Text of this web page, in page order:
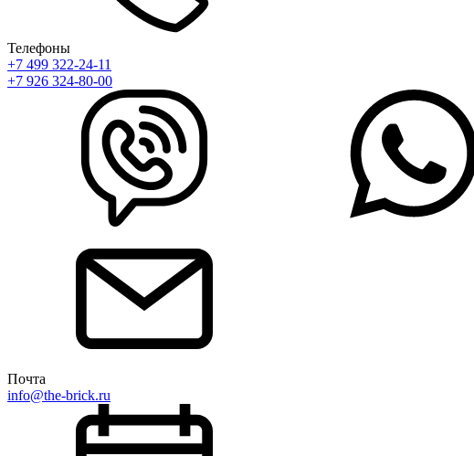
Телефоны
+7 499 322-24-11
+7 926 324-80-00
Почта
info@the-brick.ru